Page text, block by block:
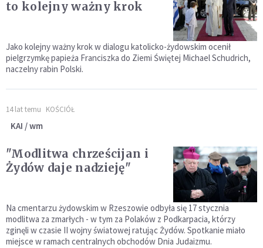
to kolejny ważny krok
Jako kolejny ważny krok w dialogu katolicko-żydowskim ocenił
pielgrzymkę papieża Franciszka do Ziemi Świętej Michael Schudrich,
naczelny rabin Polski.
14 lat temu KOŚCIÓŁ
KAI / wm
"Modlitwa chrześcijan i
Żydów daje nadzieję"
Na cmentarzu żydowskim w Rzeszowie odbyła się 17 stycznia
modlitwa za zmarłych - w tym za Polaków z Podkarpacia, którzy
zginęli w czasie II wojny światowej ratując Żydów. Spotkanie miało
miejsce w ramach centralnych obchodów Dnia Judaizmu.